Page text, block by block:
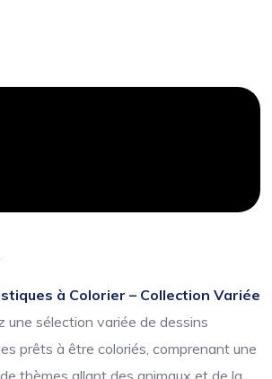
à Colorier – Collection Variée
une sélection variée de dessins
prêts à être coloriés, comprenant une
thèmes allant des animaux et de la